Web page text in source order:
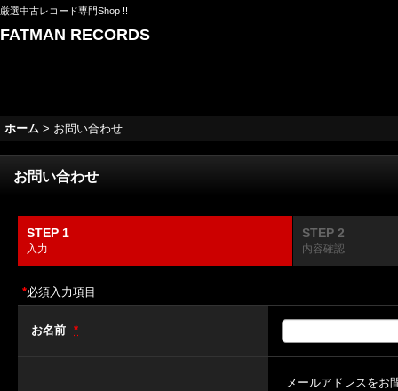
厳選中古レコード専門Shop !!
FATMAN RECORDS
ホーム > お問い合わせ
お問い合わせ
STEP 1
入力
STEP 2
内容確認
*必須入力項目
お名前 *
メールアドレスをお